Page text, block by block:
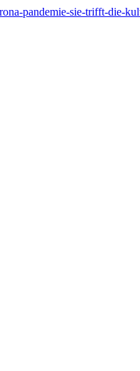
pandemie-sie-trifft-die-